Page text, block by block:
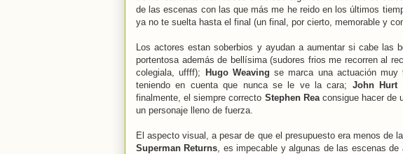
de las escenas con las que más me he reido en los últimos
ya no te suelta hasta el final (un final, por cierto, memorable y
Los actores estan soberbios y ayudan a aumentar si cabe las
portentosa además de bellísima (sudores frios me recorren al
colegiala, uffff);
Hugo Weaving se marca una actuación
teniendo en cuenta que nunca se le ve la cara; John Hurt
finalmente, el siempre correcto Stephen Reaconsigue hacer de
un personaje lleno de fuerza.
El aspecto visual, a pesar de que el presupuesto era menos de
Superman Returns, es impecable y algunas de las escenas